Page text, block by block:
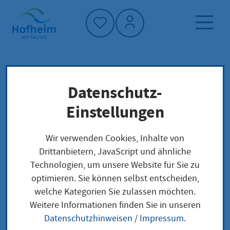
Startseite"
Dienstleistung-Finder
Lokale Anliegen
Einmalige Leistung bei Aufnahme eines
Pflegekindes Begleitung
Einmalige Leistung bei
Aufnahme eines
Datenschutz-
Einstellungen
Wir verwenden Cookies, Inhalte von
Drittanbietern, JavaScript und ähnliche
Technologien, um unsere Website für Sie zu
optimieren. Sie können selbst entscheiden,
welche Kategorien Sie zulassen möchten.
Weitere Informationen finden Sie in unseren
Datenschutzhinweisen / Impressum.